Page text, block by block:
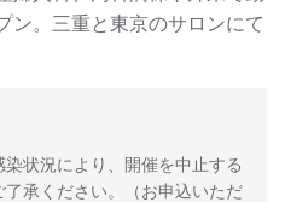
ン。三重と東京のサロンにて
染状況により、開催を中止する
承ください。（お申込いただ